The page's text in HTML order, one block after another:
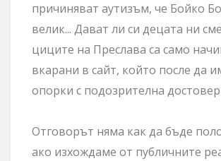
причиняват аутизъм, че Бойко
велик... Дават ли си децата ни
циците на Преслава са само
вкарани в сайт, който после да
опорки с подозрителна
Отговорът няма как да бъде
ако изхождаме от публичните